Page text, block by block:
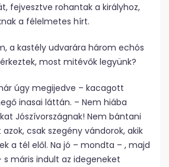
fejvesztve rohantak a királyhoz,
a félelmetes hírt.
a kastély udvarára három echós
most mitévők legyünk?
úgy megijedve – kacagott
inasai láttán. – Nem hiába
Jószívországnak! Nem bántani
csak szegény vándorok, akik
a tél elől. Na jó – mondta – , majd
máris indult az idegeneket